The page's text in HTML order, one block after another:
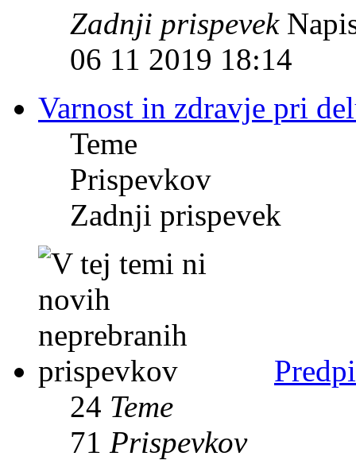
Zadnji prispevek
06 11 2019 18:14
Varnost in zdravje pri
Teme
Prispevkov
Zadnji prispevek
24 Teme
71 Prispevkov